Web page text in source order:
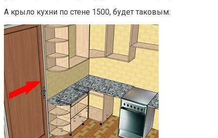
А крыло кухни по стене 1500, будет таковым: